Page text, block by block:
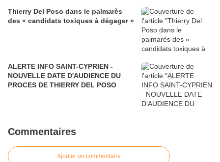
Thierry Del Poso dans le palmarès
des « candidats toxiques à dégager »
ALERTE INFO SAINT-CYPRIEN -
NOUVELLE DATE D'AUDIENCE DU
PROCES DE THIERRY DEL POSO
Commentaires
Ajouter un commentaire